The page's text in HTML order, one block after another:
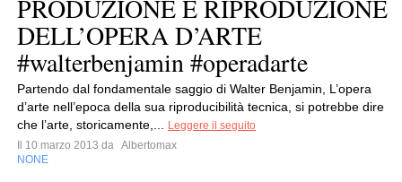
PRODUZIONE E RIPRODUZIONE
DELL’OPERA D’ARTE
#walterbenjamin #operadarte
Partendo dal fondamentale saggio di Walter Benjamin, L’opera
d’arte nell’epoca della sua riproducibilità tecnica, si potrebbe dire
che l’arte, storicamente,...
Leggere il seguito
Il 10 marzo 2013 da Albertomax
NONE